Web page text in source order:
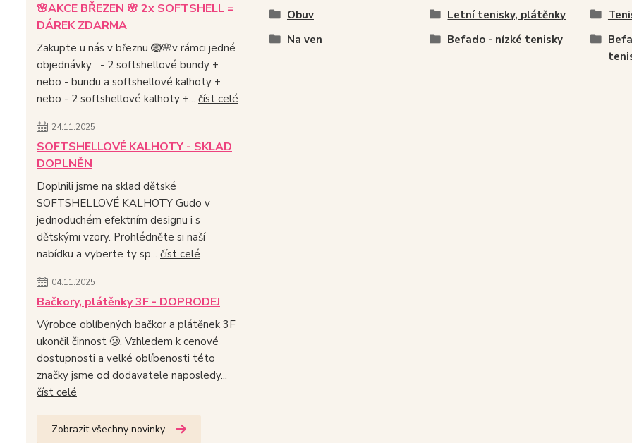
🌸AKCE BŘEZEN 🌸 2x SOFTSHELL =
DÁREK ZDARMA
Zakupte u nás v březnu 🪺🌸v rámci jedné
objednávky - 2 softshellové bundy +
nebo - bundu a softshellové kalhoty +
nebo - 2 softshellové kalhoty +... číst celé
24.11.2025
SOFTSHELLOVÉ KALHOTY - SKLAD
DOPLNĚN
Doplnili jsme na sklad dětské
SOFTSHELLOVÉ KALHOTY Gudo v
jednoduchém efektním designu i s
dětskými vzory. Prohlédněte si naší
nabídku a vyberte ty sp... číst celé
04.11.2025
Bačkory, plátěnky 3F - DOPRODEJ
Výrobce oblíbených bačkor a plátěnek 3F
ukončil činnost 🥲. Vzhledem k cenové
dostupnosti a velké oblíbenosti této
značky jsme od dodavatele naposledy...
číst celé
Zobrazit všechny novinky
Obuv Letní tenisky, plátěnky
Na ven
Befado - nízké tenisky